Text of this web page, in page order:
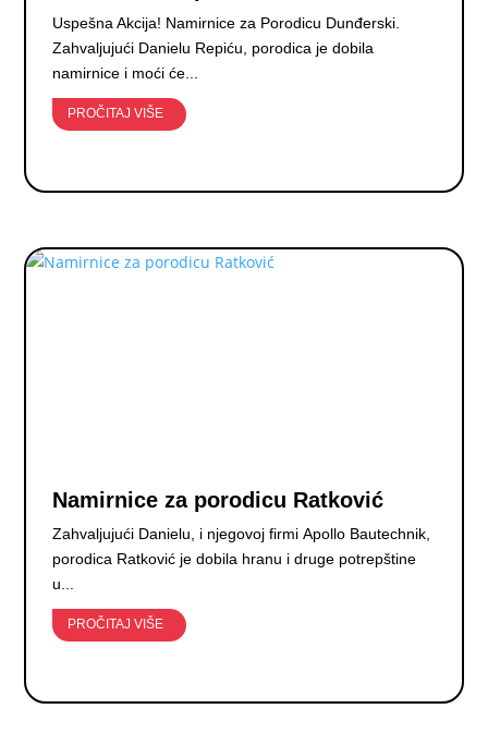
Uspešna Akcija! Namirnice za Porodicu Dunđerski.
Zahvaljujući Danielu Repiću, porodica je dobila
namirnice i moći će...
PROČITAJ VIŠE
Namirnice za porodicu Ratković
Zahvaljujući Danielu, i njegovoj firmi Apollo Bautechnik,
porodica Ratković je dobila hranu i druge potrepštine
u...
PROČITAJ VIŠE